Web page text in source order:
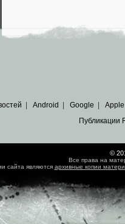
Android Google Apple
Публикации
©
Все права на
сайта являются архивные копии